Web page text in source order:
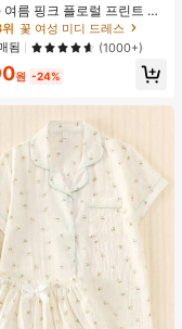
름 핑크 플로럴 프린트 주
미 롱 드레스, 여름 드레스,
꽃 여성 미디 드레스
됨
(1000+)
원 -24%